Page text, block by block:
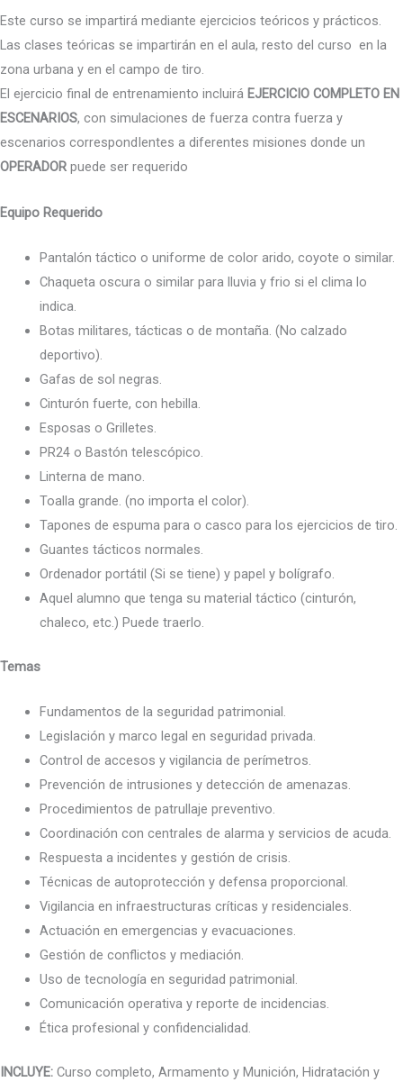
Este curso se impartirá mediante ejercicios teóricos y prácticos.
Las clases teóricas se impartirán en el aula, resto del curso en la
zona urbana y en el campo de tiro.
El ejercicio final de entrenamiento incluirá EJERCICIO COMPLETO EN
ESCENARIOS, con simulaciones de fuerza contra fuerza y
escenarios correspondIentes a diferentes misiones donde un
OPERADOR puede ser requerido
Equipo Requerido
Pantalón táctico o uniforme de color arido, coyote o similar.
Chaqueta oscura o similar para lluvia y frio si el clima lo
indica.
Botas militares, tácticas o de montaña. (No calzado
deportivo).
Gafas de sol negras.
Cinturón fuerte, con hebilla.
Esposas o Grilletes.
PR24 o Bastón telescópico.
Linterna de mano.
Toalla grande. (no importa el color).
Tapones de espuma para o casco para los ejercicios de tiro.
Guantes tácticos normales.
Ordenador portátil (Si se tiene) y papel y bolígrafo.
Aquel alumno que tenga su material táctico (cinturón,
chaleco, etc.) Puede traerlo.
Temas
Fundamentos de la seguridad patrimonial.
Legislación y marco legal en seguridad privada.
Control de accesos y vigilancia de perímetros.
Prevención de intrusiones y detección de amenazas.
Procedimientos de patrullaje preventivo.
Coordinación con centrales de alarma y servicios de acuda.
Respuesta a incidentes y gestión de crisis.
Técnicas de autoprotección y defensa proporcional.
Vigilancia en infraestructuras críticas y residenciales.
Actuación en emergencias y evacuaciones.
Gestión de conflictos y mediación.
Uso de tecnología en seguridad patrimonial.
Comunicación operativa y reporte de incidencias.
Ética profesional y confidencialidad.
INCLUYE: Curso completo, Armamento y Munición, Hidratación y